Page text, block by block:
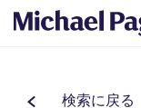
検索に戻る